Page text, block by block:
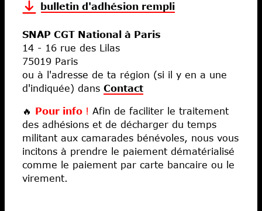
bulletin d'adhésion rempli
SNAP CGT National à Paris
14 - 16 rue des Lilas
75019 Paris
ou à l'adresse de ta région (si il y en a une
d'indiquée) dans Contact
🔥 Pour info ! Afin de faciliter le traitement
des adhésions et de décharger du temps
militant aux camarades bénévoles, nous vous
incitons à prendre le paiement dématérialisé​
comme le paiement par carte bancaire ou le
virement.